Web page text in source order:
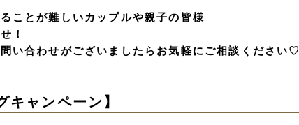
ことが難しいカップルや親子の皆様
！
い合わせがございましたらお気軽にご相談ください♡
キャンペーン】